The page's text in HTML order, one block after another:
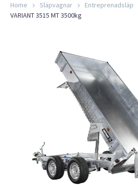
Home Släpvagnar
Entreprenadsläp
VARIANT 3515 MT 3500kg